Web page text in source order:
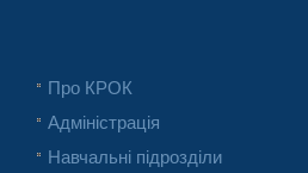
Про КРОК
Адміністрація
Навчальні підрозділи